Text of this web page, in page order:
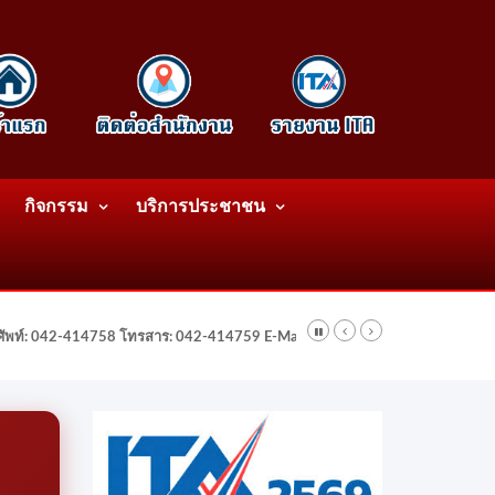
กิจกรรม บริการประชาชน
: 042-414758 โทรสาร: 042-414759 E-Mail: wattatnk@gmail.com